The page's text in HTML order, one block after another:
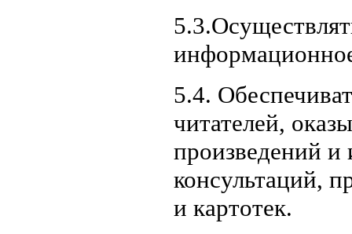
5.4.
читателей,
произведений
консультаций,
и картотек.